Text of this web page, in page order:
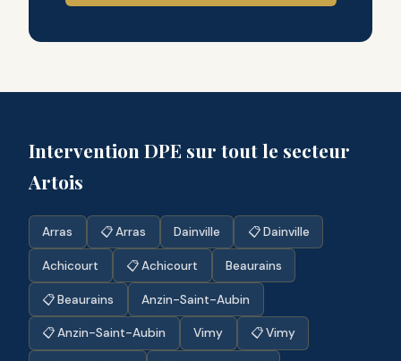
Intervention DPE sur tout le secteur
Artois
Arras 📋 Arras Dainville 📋 Dainville
Achicourt 📋 Achicourt Beaurains
📋 Beaurains Anzin-Saint-Aubin
📋 Anzin-Saint-Aubin Vimy 📋 Vimy